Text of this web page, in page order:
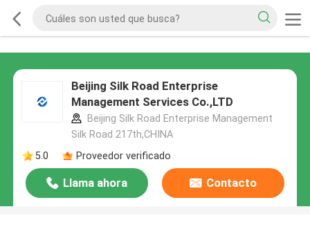
Beijing Silk Road Enterprise
Management Services Co.,LTD
Beijing Silk Road Enterprise Management
Silk Road 217th,CHINA
5.0
Proveedor verificado
Llama ahora Contacto